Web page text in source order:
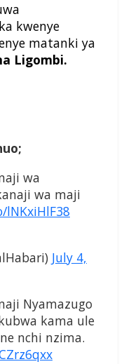
kwenye
matanki ya
Ligombi.
wa
wa maji
July 4,
Nyamazugo
kama ule
nchi nzima.